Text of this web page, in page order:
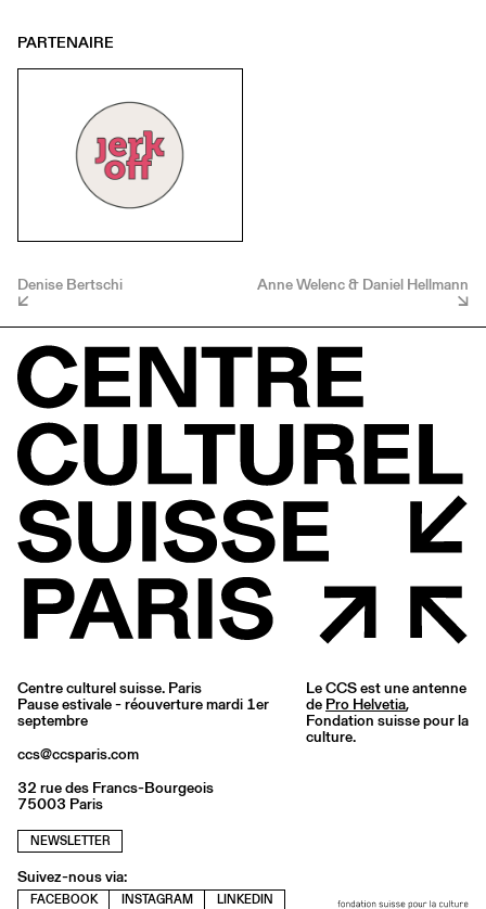
PARTENAIRE
Denise Bertschi Anne Welenc & Daniel Hellmann
Centre culturel suisse. Paris
Pause estivale - réouverture mardi 1er
septembre
ccs@ccsparis.com
32 rue des Francs-Bourgeois
75003 Paris
NEWSLETTER
Suivez-nous via:
FACEBOOK INSTAGRAM LINKEDIN
Le CCS est une antenne
de Pro Helvetia,
Fondation suisse pour la
culture.